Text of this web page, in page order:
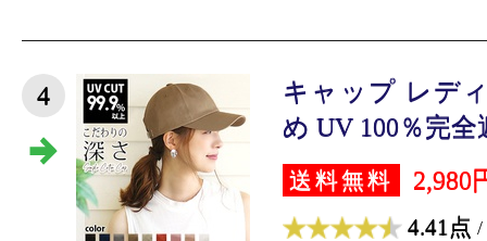
4
キャップ レデ
め UV 100％完全
送料無料 2,980
4.41点 /